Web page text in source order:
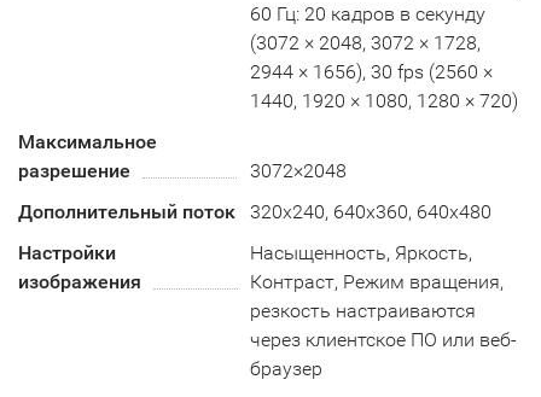
60 Гц: 20 кадров в секунду
(3072 × 2048, 3072 × 1728,
2944 × 1656), 30 fps (2560 ×
1440, 1920 × 1080, 1280 × 720)
Максимальное
разрешение
3072×2048
Дополнительный поток
320x240, 640x360, 640x480
Настройки
изображения
Насыщенность, Яркость,
Контраст, Режим вращения,
резкость настраиваются
через клиентское ПО или веб-
браузер